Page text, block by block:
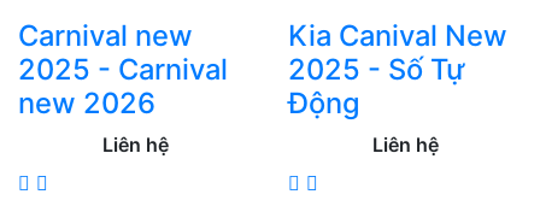
Carnival new
2025 - Carnival
new 2026
Liên hệ
Kia Canival New
2025 - Số Tự
Động
Liên hệ